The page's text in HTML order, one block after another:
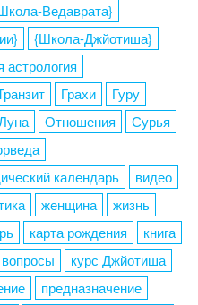
Ведаврата}
{Школа-Джйотиша}
астрология
Грахи
Гуру
Отношения
Сурья
календарь
видео
женщина
жизнь
карта рождения
книга
курс Джйотиша
предназначение